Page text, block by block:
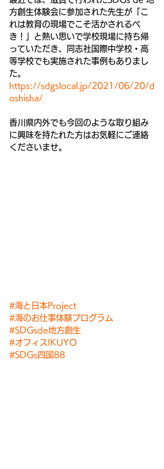
方創生体験会に参加された先生が「こ
れは教育の現場でこそ活かされるべ
き！」と熱い思いで学校現場に持ち帰
っていただき、同志社国際中学校・高
等学校でも実施された事例もありまし
た。
https://sdgslocal.jp/2021/06/20/d
oshisha/
香川県内外でも今回のような取り組み
に興味を持たれた方はお気軽にご連絡
くださいませ。
#海と日本Project
#海のお仕事体験プログラム
#SDGsde地方創生
#オフィスIKUYO
#SDGs四国88